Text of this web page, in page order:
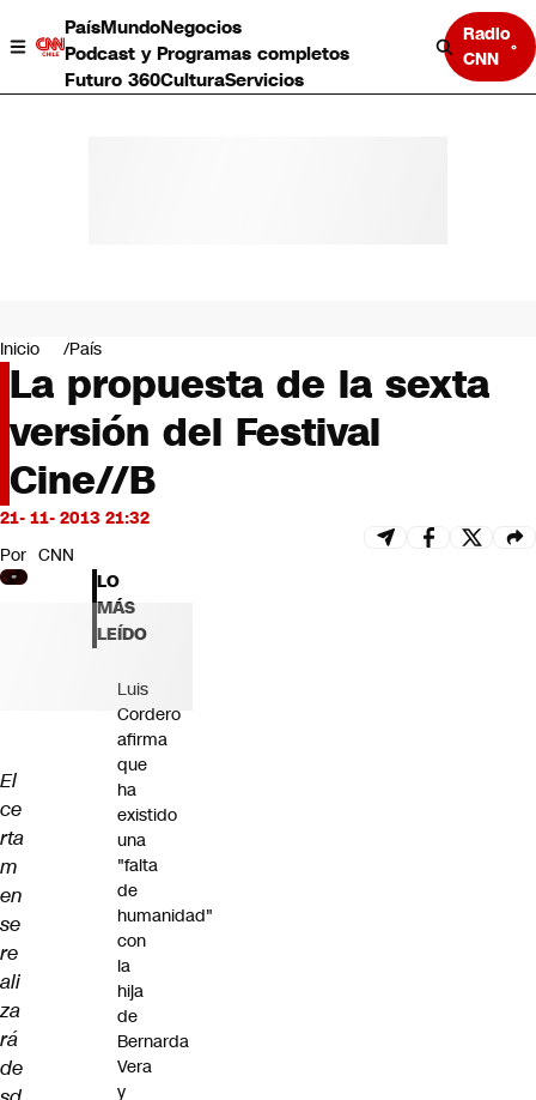
PaísMundoNegocios
Podcast y Programas completos
Futuro 360CulturaServicios
Radio
CNN
Negocios
Deportes
Programas completos
Cultura
Servicios
Bits
CNN tiempo
Futuro 360
Opinión
Inicio País
La propuesta de la sexta
versión del Festival
Cine//B
21- 11- 2013 21:32
Por CNN
El
ce
rta
m
en
se
re
ali
za
rá
de
LO
MÁS
LEÍDO
Luis
Cordero
afirma
que
ha
existido
una
"falta
de
humanidad"
con
la
hija
de
Bernarda
Vera
y